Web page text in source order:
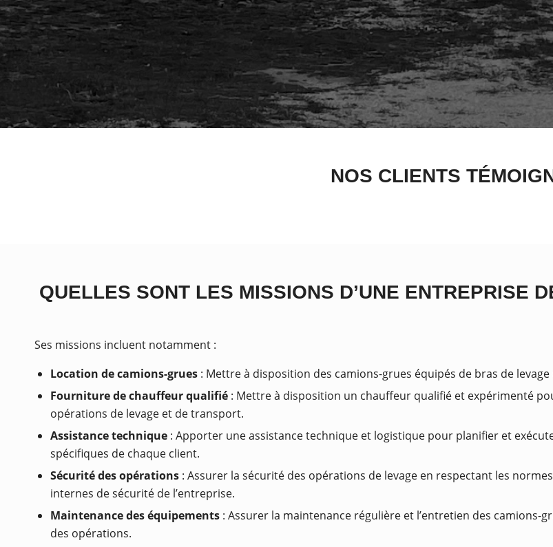
NOS CLIENTS
QUELLES SONT LES MISSIONS D’UNE ENTREPRISE
Ses missions incluent notamment :
Location de camions-grues : Mettre à disposition des camions-grues équipés de bras de
Fourniture de chauffeur qualifié : Mettre à disposition un chauffeur qualifié et expérimenté
opérations de levage et de transport.
Assistance technique : Apporter une assistance technique et logistique pour planifier et
spécifiques de chaque client.
Sécurité des opérations : Assurer la sécurité des opérations de levage en respectant les
internes de sécurité de l’entreprise.
Maintenance des équipements : Assurer la maintenance régulière et l’entretien des
des opérations.